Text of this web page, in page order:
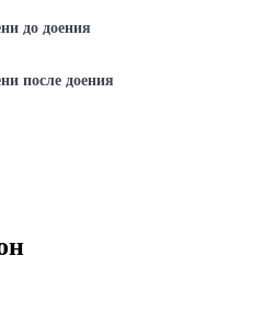
до доения
после доения